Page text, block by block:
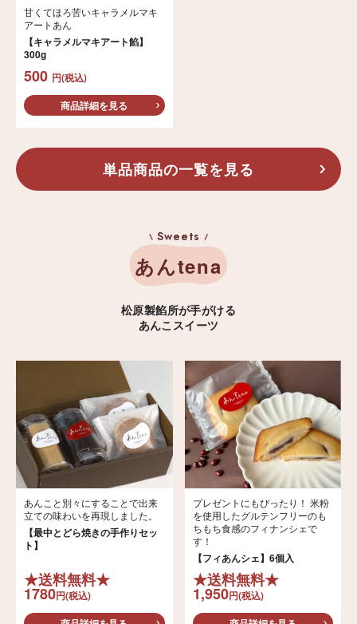
【キャラメルマキアート餡】
300g
甘くてほろ苦いキャラメルマキ
アートあん
500 円(税込)
商品詳細を見る
単品商品の一覧を見る
Sweets
あんtena
松原製餡所が手がける
あんこスイーツ
【最中とどら焼きの手作りセッ
ト】
あんこと別々にすることで出来
立ての味わいを再現しました。
★送料無料★
1780円(税込)
【フィあんシェ】6個入
プレゼントにもぴったり！ 米粉
を使用したグルテンフリーのも
ちもち食感のフィナンシェで
す！
★送料無料★
1,950円(税込)